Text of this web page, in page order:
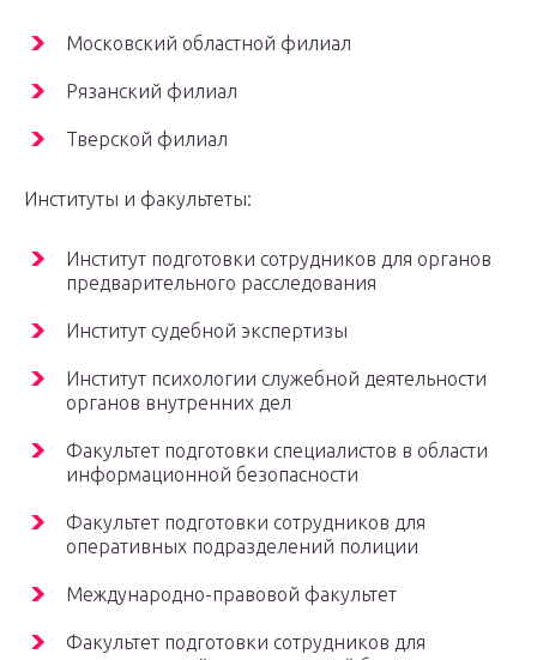
Московский областной филиал
Рязанский филиал
Тверской филиал
Институты и факультеты:
Институт подготовки сотрудников для органов
предварительного расследования
Институт судебной экспертизы
Институт психологии служебной деятельности
органов внутренних дел
Факультет подготовки специалистов в области
информационной безопасности
Факультет подготовки сотрудников для
оперативных подразделений полиции
Международно-правовой факультет
Факультет подготовки сотрудников для